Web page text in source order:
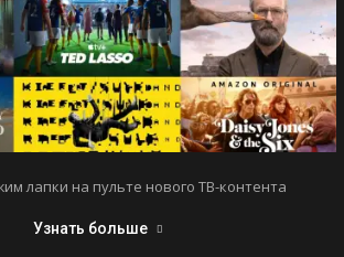
лапки на пульте нового ТВ-контента
Узнать больше